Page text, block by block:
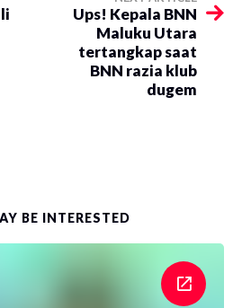
Ups! Kepala BNN
Maluku Utara
tertangkap saat
BNN razia klub
dugem
BE INTERESTED